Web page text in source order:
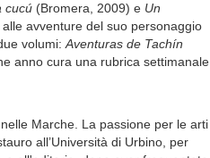
cucú (Bromera, 2009) e Un
avventure del suo personaggio
volumi:Aventuras de Tachín
anno cura una rubrica settimanale
Marche. La passione per le arti
all’Università di Urbino, per